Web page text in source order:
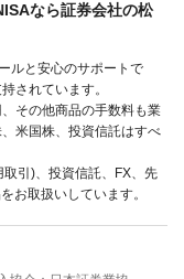
なら証券会社の松
ルと安心のサポートで
されています。
その他商品の手数料も業
米国株、投資信託はすべ
引)、投資信託、FX、先
お取扱いしています。